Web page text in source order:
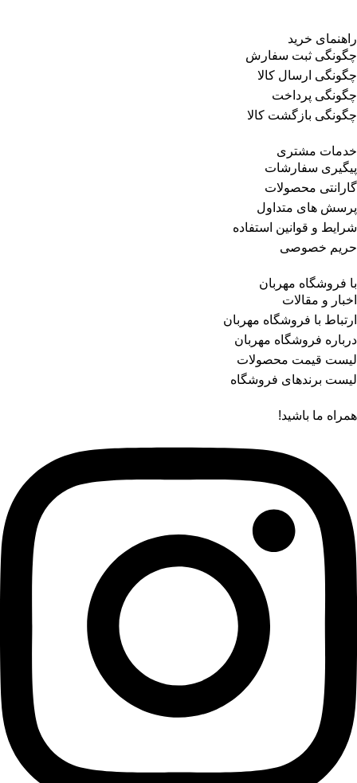
راهنمای خرید
چگونگی ثبت سفارش
چگونگی ارسال کالا
چگونگی پرداخت
چگونگی بازگشت کالا
خدمات مشتری
پیگیری سفارشات
گارانتی محصولات
پرسش های متداول
شرایط و قوانین استفاده
حریم خصوصی
با فروشگاه مهربان
اخبار و مقالات
ارتباط با فروشگاه مهربان
درباره فروشگاه مهربان
لیست قیمت محصولات
لیست برندهای فروشگاه
همراه ما باشید!